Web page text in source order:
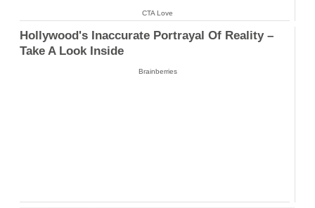
CTA Love
Hollywood's Inaccurate Portrayal Of Reality –
Take A Look Inside
Brainberries